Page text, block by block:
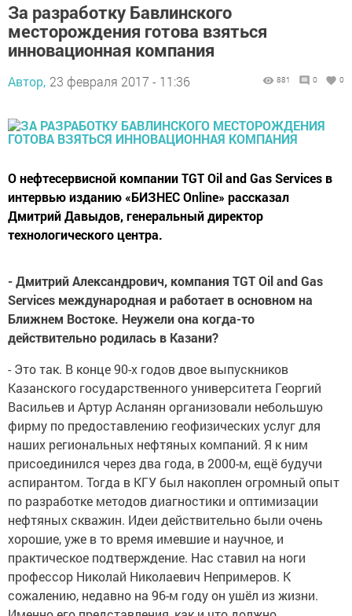
За разработку Бавлинского
месторождения готова взяться
инновационная компания
Автор, 23 февраля 2017 - 11:36 881 0 0
О нефтесервисной компании TGT Oil and Gas Services в
интервью изданию «БИЗНЕС Online» рассказал
Дмитрий Давыдов, генеральный директор
технологического центра.
- Дмитрий Александрович, компания TGT Oil and Gas
Services международная и работает в основном на
Ближнем Востоке. Неужели она когда-то
действительно родилась в Казани?
- Это так. В конце 90-х годов двое выпускников
Казанского государственного университета Георгий
Васильев и Артур Асланян организовали небольшую
фирму по предоставлению геофизических услуг для
наших региональных нефтяных компаний. Я к ним
присоединился через два года, в 2000-м, ещё будучи
аспирантом. Тогда в КГУ был накоплен огромный опыт
по разработке методов диагностики и оптимизации
нефтяных скважин. Идеи действительно были очень
хорошие, уже в то время имевшие и научное, и
практическое подтверждение. Нас ставил на ноги
профессор Николай Николаевич Непримеров. К
сожалению, недавно на 96-м году он ушёл из жизни.